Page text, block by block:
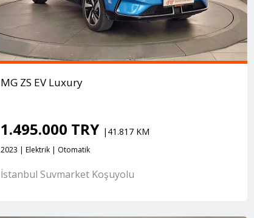
MG ZS EV Luxury
1.495.000 TRY |41.817 KM
2023 | Elektrik | Otomatik
İstanbul Suvmarket Koşuyolu